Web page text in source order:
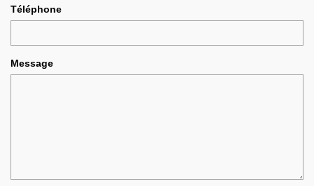
Téléphone
Message